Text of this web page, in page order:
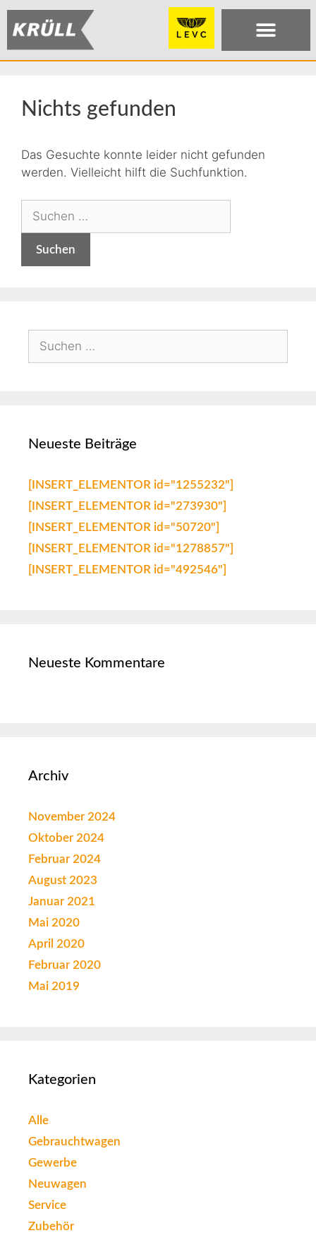
Nichts gefunden
Das Gesuchte konnte leider nicht gefunden
werden. Vielleicht hilft die Suchfunktion.
Neueste Beiträge
[INSERT_ELEMENTOR id="1255232"]
[INSERT_ELEMENTOR id="273930"]
[INSERT_ELEMENTOR id="50720"]
[INSERT_ELEMENTOR id="1278857"]
[INSERT_ELEMENTOR id="492546"]
Neueste Kommentare
Archiv
November 2024
Oktober 2024
Februar 2024
August 2023
Januar 2021
Mai 2020
April 2020
Februar 2020
Mai 2019
Kategorien
Alle
Gebrauchtwagen
Gewerbe
Neuwagen
Service
Zubehör